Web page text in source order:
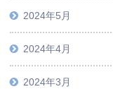
2024年5月
2024年4月
2024年3月